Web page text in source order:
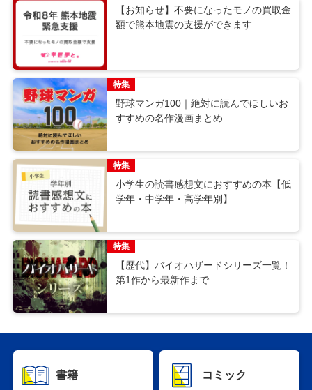
【お知らせ】不要になったモノの買取金
額で熊本地震の支援ができます
特集
野球マンガ100｜絶対に読んでほしいお
すすめの名作漫画まとめ
特集
小学生の読書感想文におすすめの本【低
学年・中学年・高学年別】
特集
【歴代】バイオハザードシリーズ一覧！
第1作から最新作まで
書籍 コミック